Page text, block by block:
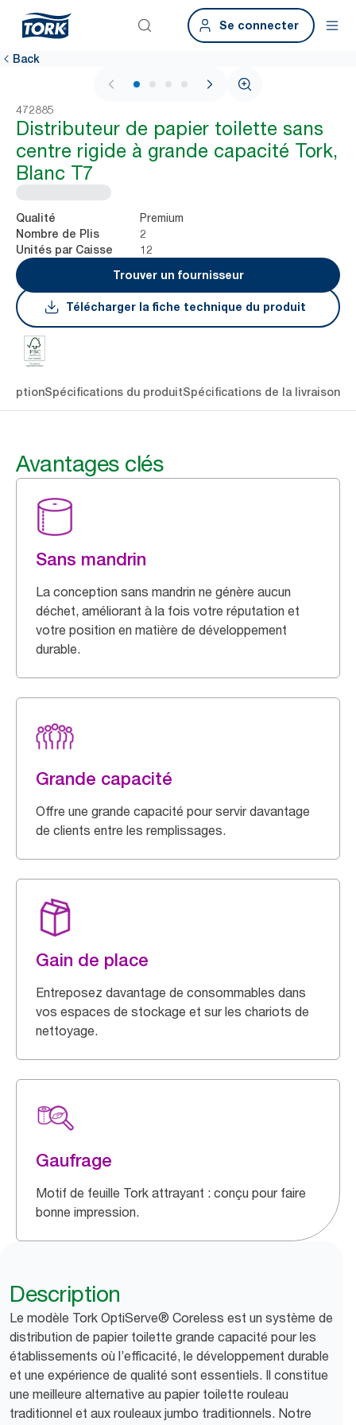
Se connecter
Back
1 / 4
472885
Distributeur de papier toilette sans
centre rigide à grande capacité Tork,
Blanc T7
Qualité Premium
Nombre de Plis 2
Unités par Caisse
12
Trouver un fournisseur
Télécharger la fiche technique du produit
Spécifications du produitSpécifications de la livraison
Avantages clés
Sans mandrin
La conception sans mandrin ne génère aucun
déchet, améliorant à la fois votre réputation et
votre position en matière de développement
durable.
Grande capacité
Offre une grande capacité pour servir davantage
de clients entre les remplissages.
Gain de place
Entreposez davantage de consommables dans
vos espaces de stockage et sur les chariots de
nettoyage.
Gaufrage
Motif de feuille Tork attrayant : conçu pour faire
bonne impression.
Description
Le modèle Tork OptiServe® Coreless est un système de
distribution de papier toilette grande capacité pour les
établissements où l’efficacité, le développement durable
et une expérience de qualité sont essentiels. Il constitue
une meilleure alternative au papier toilette rouleau
traditionnel et aux rouleaux jumbo traditionnels. Notre